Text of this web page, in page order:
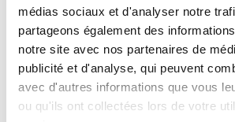
médias sociaux et d'analyser notre
partageons également des
notre site avec nos partenaires de
publicité et d'analyse, qui peuvent
avec d'autres informations que vous
ou qu'ils ont collectées lors de votre